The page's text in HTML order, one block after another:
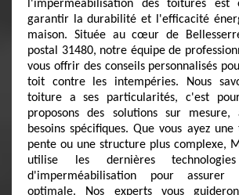
l'imperméabilisation des toitures est
garantir la durabilité et l'efficacité
maison. Située au cœur de
postal 31480, notre équipe de
vous offrir des conseils personnalisés
toit contre les intempéries. Nous
toiture a ses particularités, c'est
proposons des solutions sur mesure,
besoins spécifiques. Que vous ayez
pente ou une structure plus complexe,
utilise les dernières
d'imperméabilisation pour assurer
optimale. Nos experts vous